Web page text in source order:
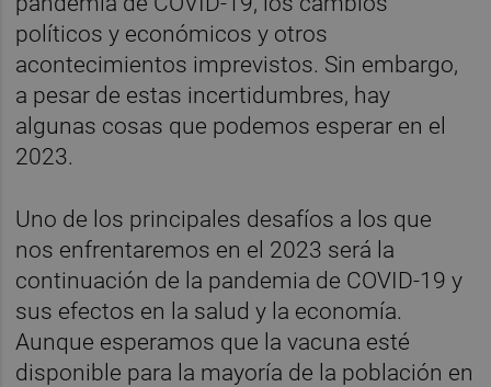
políticos y económicos y otros
acontecimientos imprevistos. Sin embargo,
a pesar de estas incertidumbres, hay
algunas cosas que podemos esperar en el
2023.
Uno de los principales desafíos a los que
nos enfrentaremos en el 2023 será la
continuación de la pandemia de COVID-19 y
sus efectos en la salud y la economía.
Aunque esperamos que la vacuna esté
disponible para la mayoría de la población en